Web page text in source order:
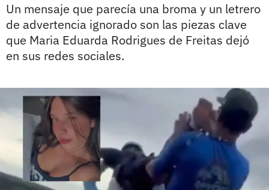
Un mensaje que parecía una broma y un letrero
de advertencia ignorado son las piezas clave
que Maria Eduarda Rodrigues de Freitas dejó
en sus redes sociales.